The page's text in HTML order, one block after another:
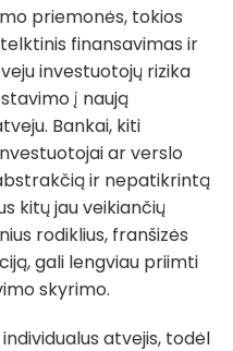
priemonės, tokios
finansavimas ir
investuotojų rizika
į naują
Bankai, kiti
ar verslo
ir nepatikrintą
kitų jau veikiančių
rodiklius, franšizės
gali lengviau priimti
skyrimo.
atvejis, todėl